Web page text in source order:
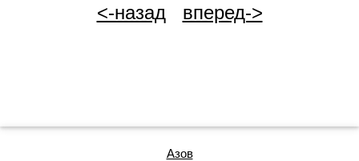
<-назад
вперед->
Азов